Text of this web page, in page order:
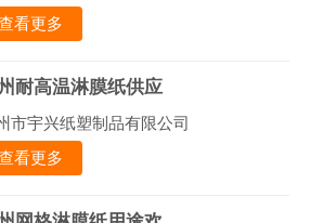
看更多
耐高温淋膜纸供应
市宇兴纸塑制品有限公司
看更多